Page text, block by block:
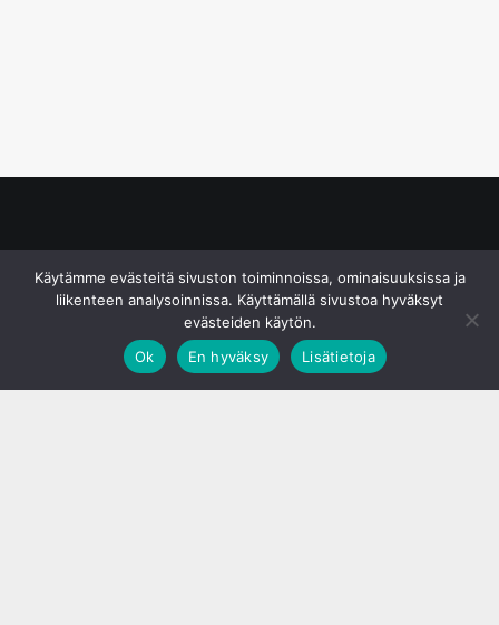
Käytämme evästeitä sivuston toiminnoissa, ominaisuuksissa ja
liikenteen analysoinnissa. Käyttämällä sivustoa hyväksyt
evästeiden käytön.
Ok
En hyväksy Lisätietoja